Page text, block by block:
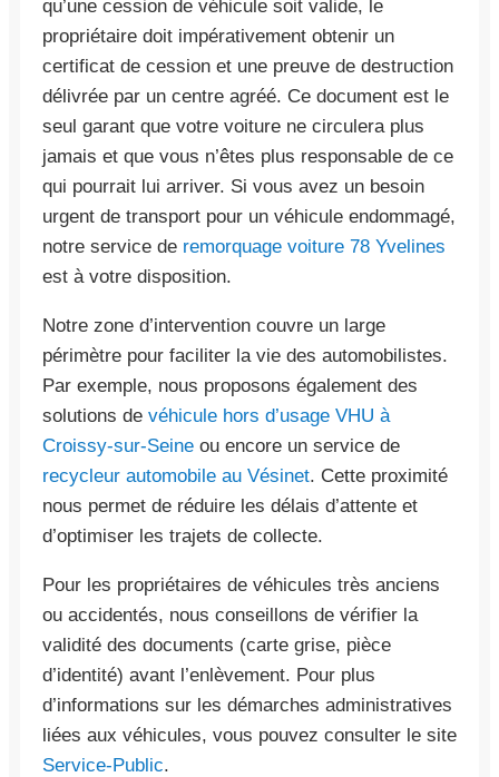
qu’une cession de véhicule soit valide, le
propriétaire doit impérativement obtenir un
certificat de cession et une preuve de destruction
délivrée par un centre agréé. Ce document est le
seul garant que votre voiture ne circulera plus
jamais et que vous n’êtes plus responsable de ce
qui pourrait lui arriver. Si vous avez un besoin
urgent de transport pour un véhicule endommagé,
notre service de remorquage voiture 78 Yvelines
est à votre disposition.
Notre zone d’intervention couvre un large
périmètre pour faciliter la vie des automobilistes.
Par exemple, nous proposons également des
solutions de véhicule hors d’usage VHU à
Croissy-sur-Seine ou encore un service de
recycleur automobile au Vésinet. Cette proximité
nous permet de réduire les délais d’attente et
d’optimiser les trajets de collecte.
Pour les propriétaires de véhicules très anciens
ou accidentés, nous conseillons de vérifier la
validité des documents (carte grise, pièce
d’identité) avant l’enlèvement. Pour plus
d’informations sur les démarches administratives
liées aux véhicules, vous pouvez consulter le site
Service-Public.